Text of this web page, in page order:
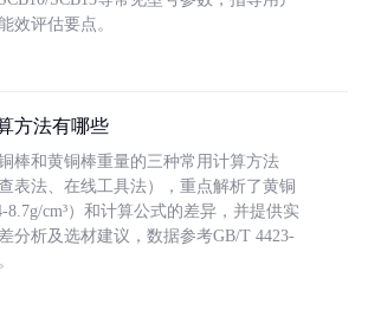
效评估要点。
方法有哪些
棒和黄铜棒重量的三种常用计算方法
表法、在线工具法），重点解析了黄铜
8.7g/cm³）和计算公式的差异，并提供实
分析及选材建议，数据参考GB/T 4423-